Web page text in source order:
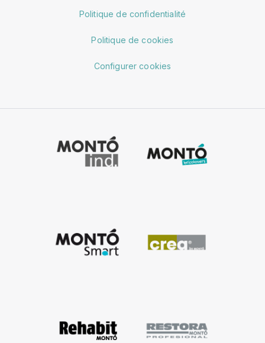
Politique de confidentialité
Politique de cookies
Configurer cookies